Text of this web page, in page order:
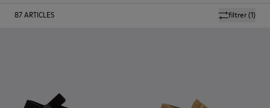
filtrer(1)
87ARTICLES